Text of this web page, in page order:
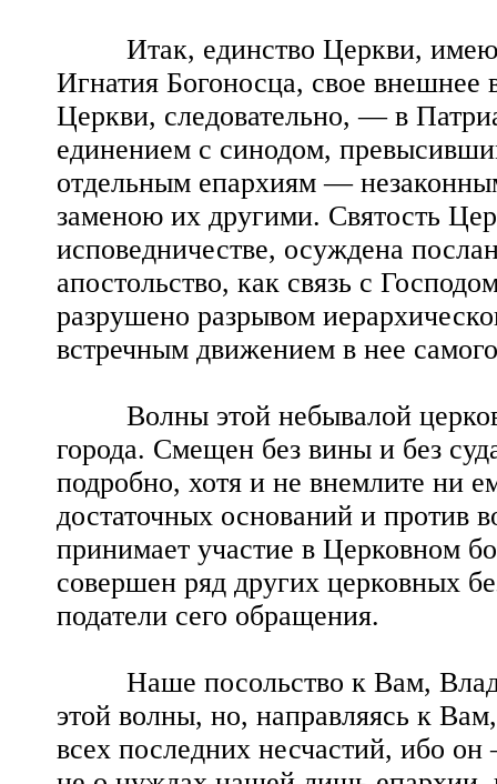
Итак, единство Церкви,
Игнатия Богоносца, свое внешнее
Церкви, следовательно, — в
единением с синодом,
отдельным епархиям —
заменою их другими. Святость
исповедничестве, осуждена
апостольство, как связь с
разрушено разрывом
встречным движением в нее
Волны этой небывалой
города. Смещен без вины и без
подробно, хотя и не внемлите ни
достаточных оснований и против
принимает участие в Церковном
совершен ряд других церковных
податели сего обращения.
Наше посольство к Вам,
этой волны, но, направляясь к
всех последних несчастий, ибо